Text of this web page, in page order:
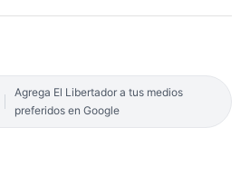
Agrega El Libertador a tus medios
preferidos en Google